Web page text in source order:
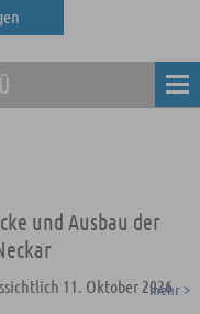
und Ausbau der
11. Oktober 2026mehr >